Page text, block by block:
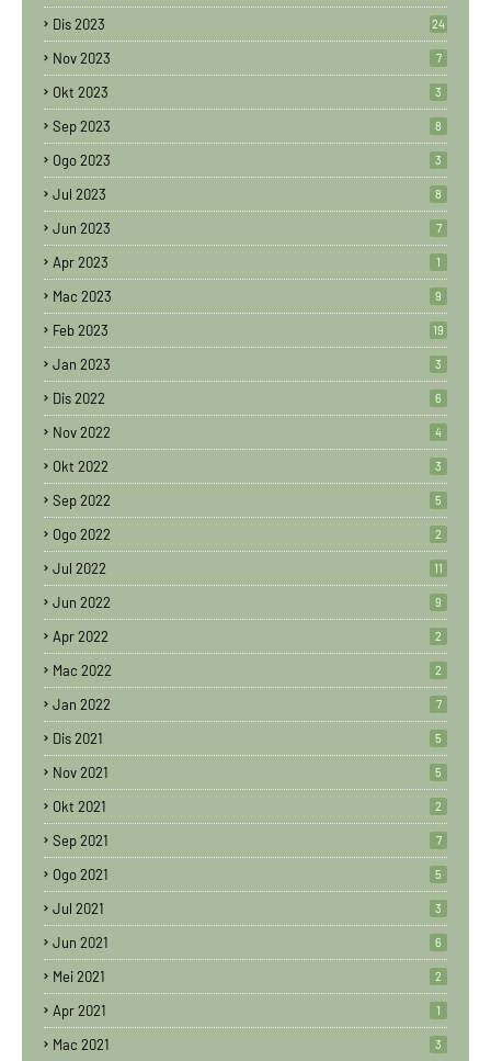
Dis 2023 24
Nov 2023 7
Okt 2023 3
Sep 2023 8
Ogo 2023 3
Jul 2023 8
Jun 2023 7
Apr 2023 1
Mac 2023 9
Feb 2023 19
Jan 2023 3
Dis 2022 6
Nov 2022 4
Okt 2022 3
Sep 2022 5
Ogo 2022 2
Jul 2022 11
Jun 2022 9
Apr 2022 2
Mac 2022 2
Jan 2022 7
Dis 2021 5
Nov 2021 5
Okt 2021 2
Sep 2021 7
Ogo 2021 5
Jul 2021 3
Jun 2021 6
Mei 2021 2
Apr 2021 1
Mac 2021 3